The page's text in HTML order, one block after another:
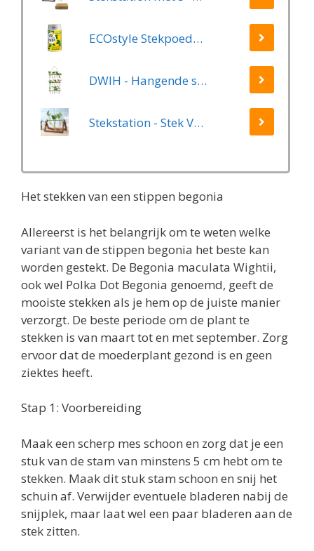
ECOstyle Stekpoeder Stimuleert Wortelvorming - Voor Sier & Kamerplanten - Helpt Stekjes Uitgroeien tot een Volwaardige Plant - 25 GR
DWIH - Hangende stekjes boom - Geschikt voor 15 stekjes, bloemen, waterplanten (Hydroponie)
Stekstation - Stek Vaasjes - 3 Glazen Vaasjes - Planten Stekken - Stek Glaasjes - Hydrocultuur
Het stekken van een stippen begonia
Allereerst is het belangrijk om te weten welke
variant van de stippen begonia het beste kan
worden gestekt. De Begonia maculata Wightii,
ook wel Polka Dot Begonia genoemd, geeft de
mooiste stekken als je hem op de juiste manier
verzorgt. De beste periode om de plant te
stekken is van maart tot en met september. Zorg
ervoor dat de moederplant gezond is en geen
ziektes heeft.
Stap 1: Voorbereiding
Maak een scherp mes schoon en zorg dat je een
stuk van de stam van minstens 5 cm hebt om te
stekken. Maak dit stuk stam schoon en snij het
schuin af. Verwijder eventuele bladeren nabij de
snijplek, maar laat wel een paar bladeren aan de
stek zitten.